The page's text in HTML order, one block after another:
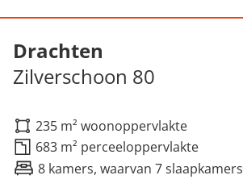
Drachten
Zilverschoon 80
235 m² woonoppervlakte
683 m² perceeloppervlakte
8 kamers, waarvan 7 slaapkamers